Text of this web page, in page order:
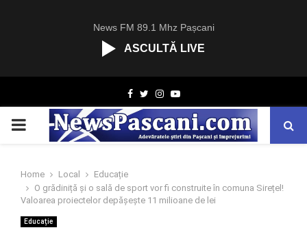
News FM 89.1 Mhz Pașcani
ASCULTĂ LIVE
Facebook
TwitterInstagram
Youtube
PRIMARY
Home Local
Educație
O grădiniță și o sală de sport vor fi construite în comuna Sirețel!
Valoarea proiectelor depășește 11 milioane de lei
Educație